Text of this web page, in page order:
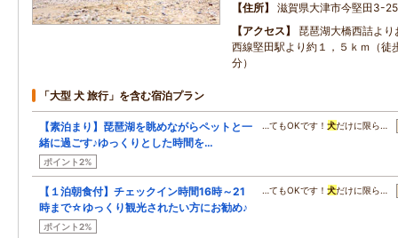
住所
滋賀県大津市今堅田3-
アクセス
琵琶湖大橋西詰よ
西線堅田駅より約１，５ｋｍ（徒
分）
「大型 犬 旅行」を含む宿泊プラン
【素泊まり】琵琶湖を眺めながらペットと一
緒に過ごす♪ゆっくりとした時間を…
ポイント2%
…てもOKです！犬だけに限ら…
【１泊朝食付】チェックイン時間16時～21
時まで☆ゆっくり観光されたい方にお勧め♪
ポイント2%
…てもOKです！犬だけに限ら…